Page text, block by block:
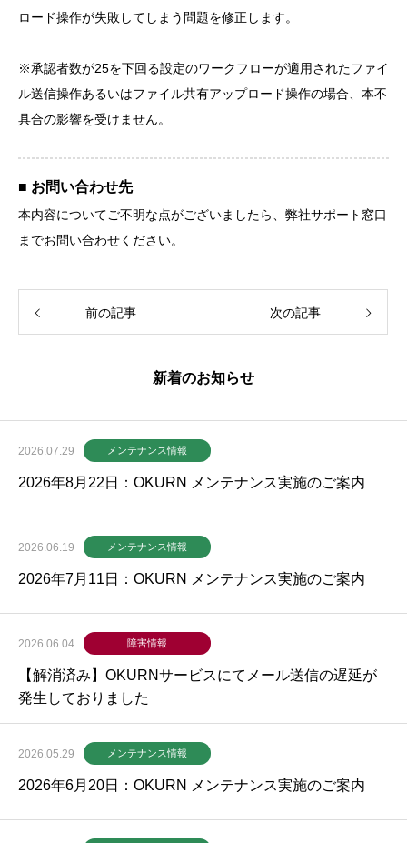
ロード操作が失敗してしまう問題を修正します。
※承認者数が25を下回る設定のワークフローが適用されたファイ
ル送信操作あるいはファイル共有アップロード操作の場合、本不
具合の影響を受けません。
■ お問い合わせ先
本内容についてご不明な点がございましたら、弊社サポート窓口
までお問い合わせください。
前の記事 次の記事
新着のお知らせ
2026.07.29 メンテナンス情報
2026年8月22日：OKURN メンテナンス実施のご案内
2026.06.19 メンテナンス情報
2026年7月11日：OKURN メンテナンス実施のご案内
2026.06.04 障害情報
【解消済み】OKURNサービスにてメール送信の遅延が
発生しておりました
2026.05.29 メンテナンス情報
2026年6月20日：OKURN メンテナンス実施のご案内